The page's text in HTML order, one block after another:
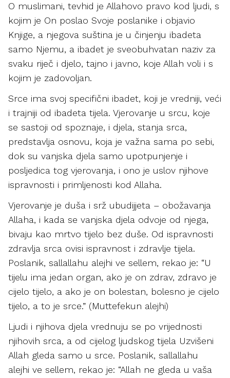
O muslimani, tevhid je Allahovo pravo kod ljudi, s
kojim je On poslao Svoje poslanike i objavio
Knjige, a njegova suština je u činjenju ibadeta
samo Njemu, a ibadet je sveobuhvatan naziv za
svaku riječ i djelo, tajno i javno, koje Allah voli i s
kojim je zadovoljan.
Srce ima svoj specifični ibadet, koji je vredniji, veći
i trajniji od ibadeta tijela. Vjerovanje u srcu, koje
se sastoji od spoznaje, i djela, stanja srca,
predstavlja osnovu, koja je važna sama po sebi,
dok su vanjska djela samo upotpunjenje i
posljedica tog vjerovanja, i ono je uslov njihove
ispravnosti i primljenosti kod Allaha.
Vjerovanje je duša i srž ubudijjeta – obožavanja
Allaha, i kada se vanjska djela odvoje od njega,
bivaju kao mrtvo tijelo bez duše. Od ispravnosti
zdravlja srca ovisi ispravnost i zdravlje tijela.
Poslanik, sallallahu alejhi ve sellem, rekao je: “U
tijelu ima jedan organ, ako je on zdrav, zdravo je
cijelo tijelo, a ako je on bolestan, bolesno je cijelo
tijelo, a to je srce.” (Muttefekun alejhi)
Ljudi i njihova djela vrednuju se po vrijednosti
njihovih srca, a od cijelog ljudskog tijela Uzvišeni
Allah gleda samo u srce. Poslanik, sallallahu
alejhi ve sellem, rekao je: “Allah ne gleda u vaša